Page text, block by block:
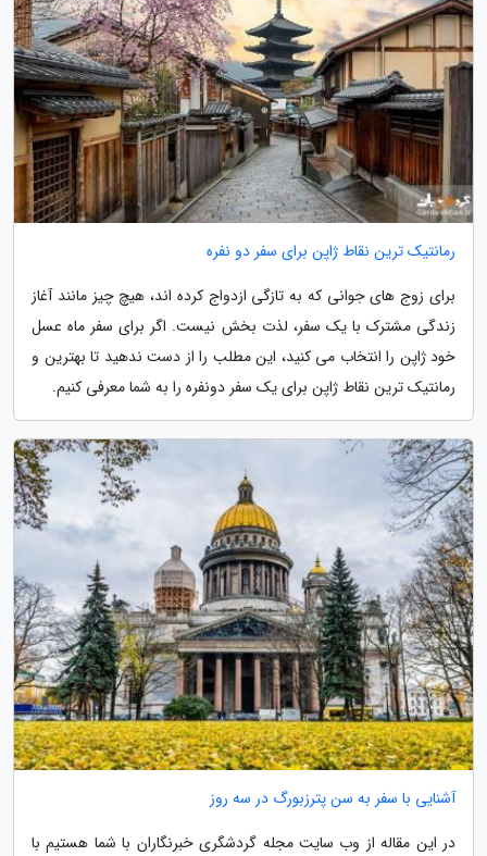
رمانتیک ترین نقاط ژاپن برای سفر دو نفره
برای زوج های جوانی که به تازگی ازدواج کرده اند، هیچ چیز مانند آغاز
زندگی مشترک با یک سفر، لذت بخش نیست. اگر برای سفر ماه عسل
خود ژاپن را انتخاب می کنید، این مطلب را از دست ندهید تا بهترین و
رمانتیک ترین نقاط ژاپن برای یک سفر دونفره را به شما معرفی کنیم.
آشنایی با سفر به سن پترزبورگ در سه روز
در این مقاله از وب سایت مجله گردشگری خبرنگاران با شما هستیم با